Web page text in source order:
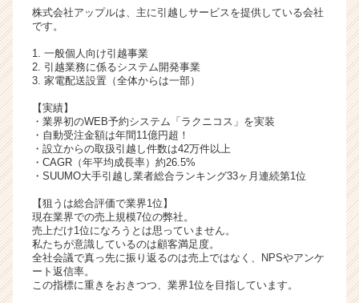
届
活
サ
チ
ア
キ
ャ
ア
（C
h
e
r
株式会社アップルは、主に引越しサービスを提供している会社
です。
1. 一般個人向け引越事業
2. 引越業務に係るシステム開発事業
3. 家電配送設置（全体からは一部）
【実績】
・業界初のWEB予約システム「ラクニコス」を実装
・自動受注金額は年間11億円超！
・設立からの取扱引越し件数は42万件以上
・CAGR（年平均成長率）約26.5%
・SUUMO大手引越し業者総合ランキング33ヶ月連続第1位
【狙うは総合評価で業界1位】
現在業界での売上規模7位の弊社。
売上だけ1位になろうとは思っていません。
私たちが意識しているのは顧客満足度。
全社会議で真っ先に振り返るのは売上ではなく、NPSやアンケ
ート返信率。
この指標に重きをおきつつ、業界1位を目指しています。